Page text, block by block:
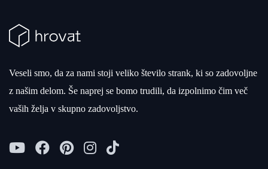
Veseli smo, da za nami stoji veliko število strank, ki so zadovoljne
z našim delom. Še naprej se bomo trudili, da izpolnimo čim več
vaših želja v skupno zadovoljstvo.